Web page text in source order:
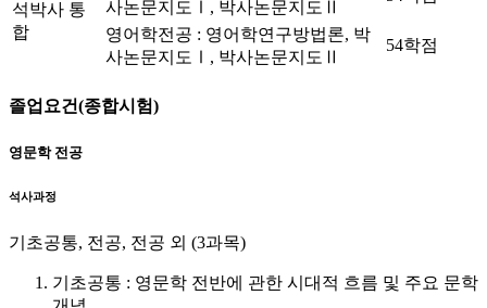
석박사 통
합
사논문지도Ⅰ, 박사논문지도Ⅱ
영어학전공 : 영어학연구방법론, 박
사논문지도Ⅰ, 박사논문지도Ⅱ
54학점
졸업요건(종합시험)
영문학 전공
석사과정
기초공통, 전공, 전공 외 (3과목)
기초공통 : 영문학 전반에 관한 시대적 흐름 및 주요 문학